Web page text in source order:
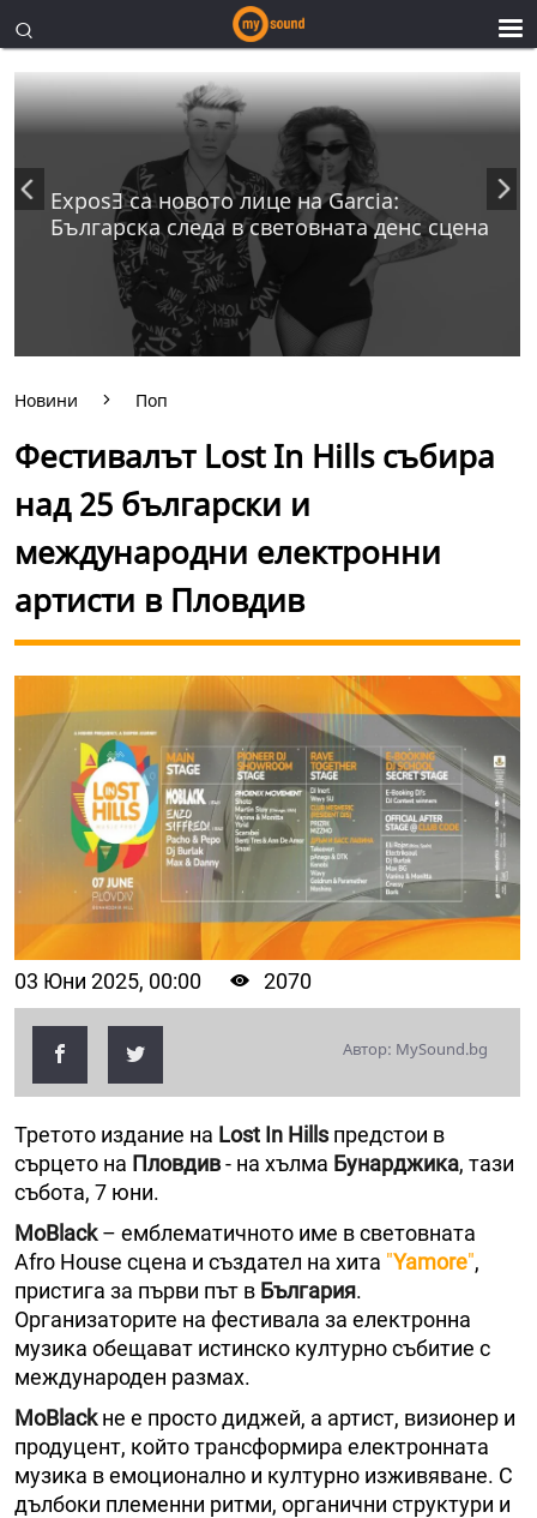
ExposƎ са новото лице на Garcia:
Българска следа в световната денс сцена
Новини Поп
Фестивалът Lost In Hills събира
над 25 български и
международни електронни
артисти в Пловдив
03 Юни 2025, 00:00 2070
Автор: MySound.bg
Третото издание на Lost In Hills предстои в
сърцето на Пловдив- на хълма Бунарджика, тази
събота, 7 юни.
MoBlack– емблематичното име в световната
Afro House сцена и създател на хита "Yamore",
пристига за първи път в България.
Организаторите на фестивала за електронна
музика обещават истинско културно събитие с
международен размах.
MoBlackне е просто диджей, а артист, визионер и
продуцент, който трансформира електронната
музика в емоционално и културно изживяване. С
дълбоки племенни ритми, органични структури и